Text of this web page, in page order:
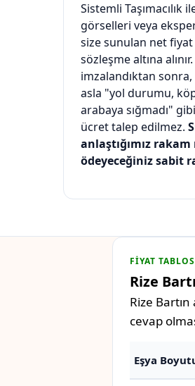
Sistemli Taşımacılık
görselleri veya
size sunulan net fiyat
sözleşme altına
imzalandıktan
asla "yol durumu,
arabaya sığmadı"
ücret talep edilmez.
anlaştığımız
ödeyeceğiniz sabit
FIYAT
Rize
Rize
cevap
Eşya